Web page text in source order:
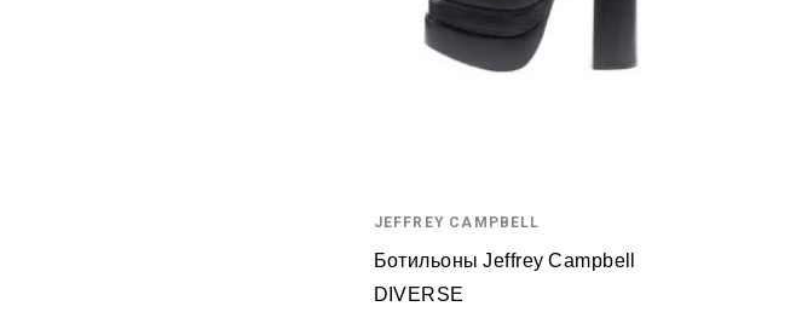
JEFFREY CAMPBELL
Ботильоны Jeffrey Campbell
DIVERSE